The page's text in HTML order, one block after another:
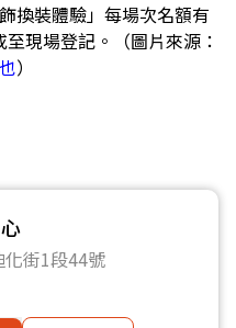
換裝體驗」每場次名額有
現場登記。（圖片來源：
）
街1段44號